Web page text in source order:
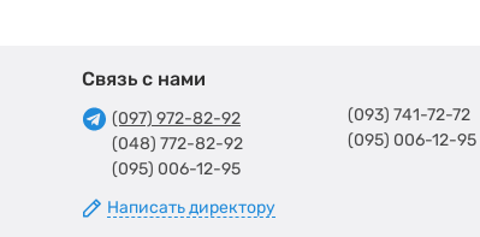
Связь с нами
(097) 972-82-92
(048) 772-82-92
(095) 006-12-95
Написать директору
(093) 741-72-72
(095) 006-12-95